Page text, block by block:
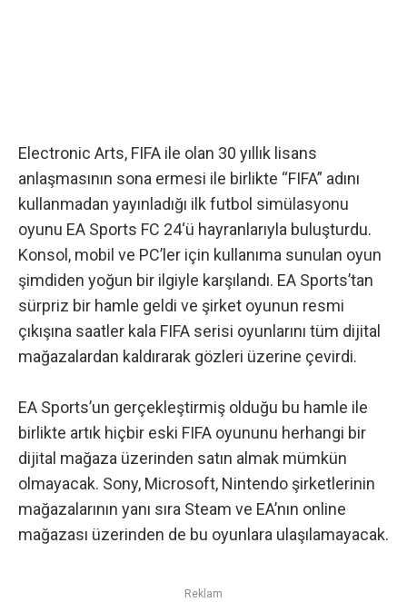
Electronic Arts, FIFA ile olan 30 yıllık lisans
anlaşmasının sona ermesi ile birlikte “FIFA” adını
kullanmadan yayınladığı ilk futbol simülasyonu
oyunu EA Sports FC 24‘ü hayranlarıyla buluşturdu.
Konsol, mobil ve PC’ler için kullanıma sunulan oyun
şimdiden yoğun bir ilgiyle karşılandı. EA Sports’tan
sürpriz bir hamle geldi ve şirket oyunun resmi
çıkışına saatler kala FIFA serisi oyunlarını tüm dijital
mağazalardan kaldırarak gözleri üzerine çevirdi.
EA Sports’un gerçekleştirmiş olduğu bu hamle ile
birlikte artık hiçbir eski FIFA oyununu herhangi bir
dijital mağaza üzerinden satın almak mümkün
olmayacak. Sony, Microsoft, Nintendo şirketlerinin
mağazalarının yanı sıra Steam ve EA’nın online
mağazası üzerinden de bu oyunlara ulaşılamayacak.
Reklam